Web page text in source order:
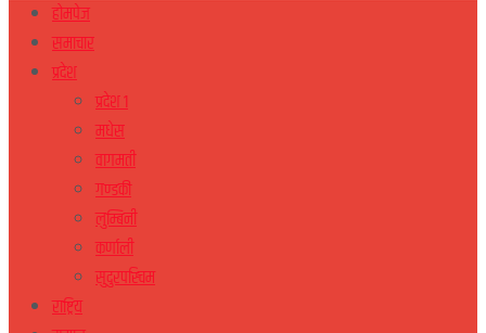
होमपेज
समाचार
प्रदेश
प्रदेश १
मधेस
वागमती
गण्डकी
लुम्बिनी
कर्णाली
सुदुरपस्चिम
राष्ट्रिय